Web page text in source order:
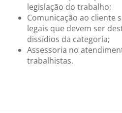
legislação do trabalho;
Comunicação ao cliente
legais que devem ser
dissídios da categoria;
Assessoria no
trabalhistas.